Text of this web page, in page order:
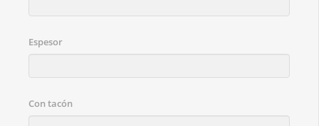
Espesor
Con tacón